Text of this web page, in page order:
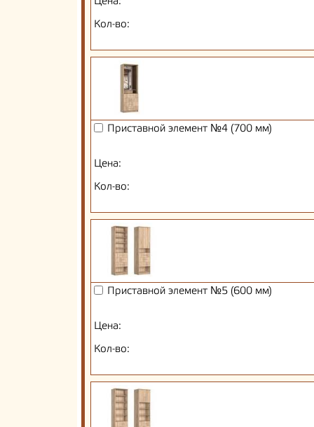
Кол-во:
Приставной элемент №4 (700 мм)
Цена:
Кол-во:
Приставной элемент №5 (600 мм)
Цена:
Кол-во: